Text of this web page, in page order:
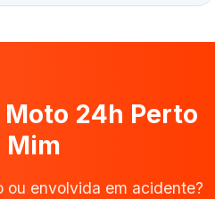
24h Perto
Mim
envolvida em acidente?